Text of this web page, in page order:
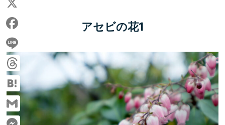
アセビの花1
X
Facebook
Line
Threads
Hatena
Gmail